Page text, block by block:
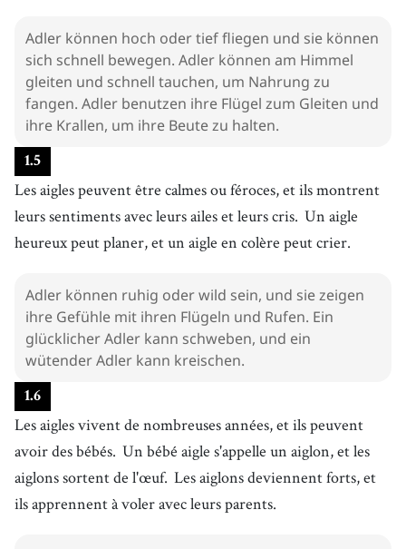
Adler können hoch oder tief fliegen und sie können
sich schnell bewegen. Adler können am Himmel
gleiten und schnell tauchen, um Nahrung zu
fangen. Adler benutzen ihre Flügel zum Gleiten und
ihre Krallen, um ihre Beute zu halten.
1.5
Les aigles peuvent être calmes ou féroces, et ils montrent
leurs sentiments avec leurs ailes et leurs cris. Un aigle
heureux peut planer, et un aigle en colère peut crier.
Adler können ruhig oder wild sein, und sie zeigen
ihre Gefühle mit ihren Flügeln und Rufen. Ein
glücklicher Adler kann schweben, und ein
wütender Adler kann kreischen.
1.6
Les aigles vivent de nombreuses années, et ils peuvent
avoir des bébés. Un bébé aigle s'appelle un aiglon, et les
aiglons sortent de l'œuf. Les aiglons deviennent forts, et
ils apprennent à voler avec leurs parents.